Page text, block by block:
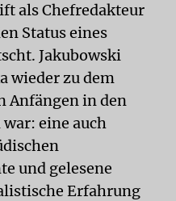
als Chefredakteur
Status eines
Jakubowski
wieder zu dem
Anfängen in den
eine auch
und gelesene
Erfahrung